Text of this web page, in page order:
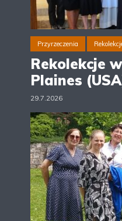
Przyrzeczenia
Rekolekcje
Plaines
29.7.2026